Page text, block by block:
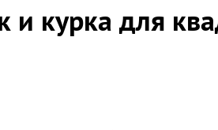
и курка для